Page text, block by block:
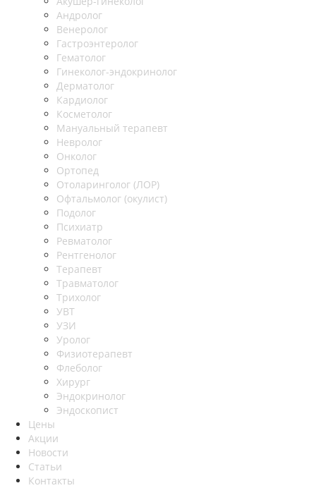
Андролог
Венеролог
Гастроэнтеролог
Гематолог
Гинеколог-эндокринолог
Дерматолог
Кардиолог
Косметолог
Мануальный терапевт
Невролог
Онколог
Ортопед
Отоларинголог (ЛОР)
Офтальмолог (окулист)
Подолог
Психиатр
Ревматолог
Рентгенолог
Терапевт
Травматолог
Трихолог
УВТ
УЗИ
Уролог
Физиотерапевт
Флеболог
Хирург
Эндокринолог
Эндоскопист
Цены
Акции
Новости
Статьи
Контакты